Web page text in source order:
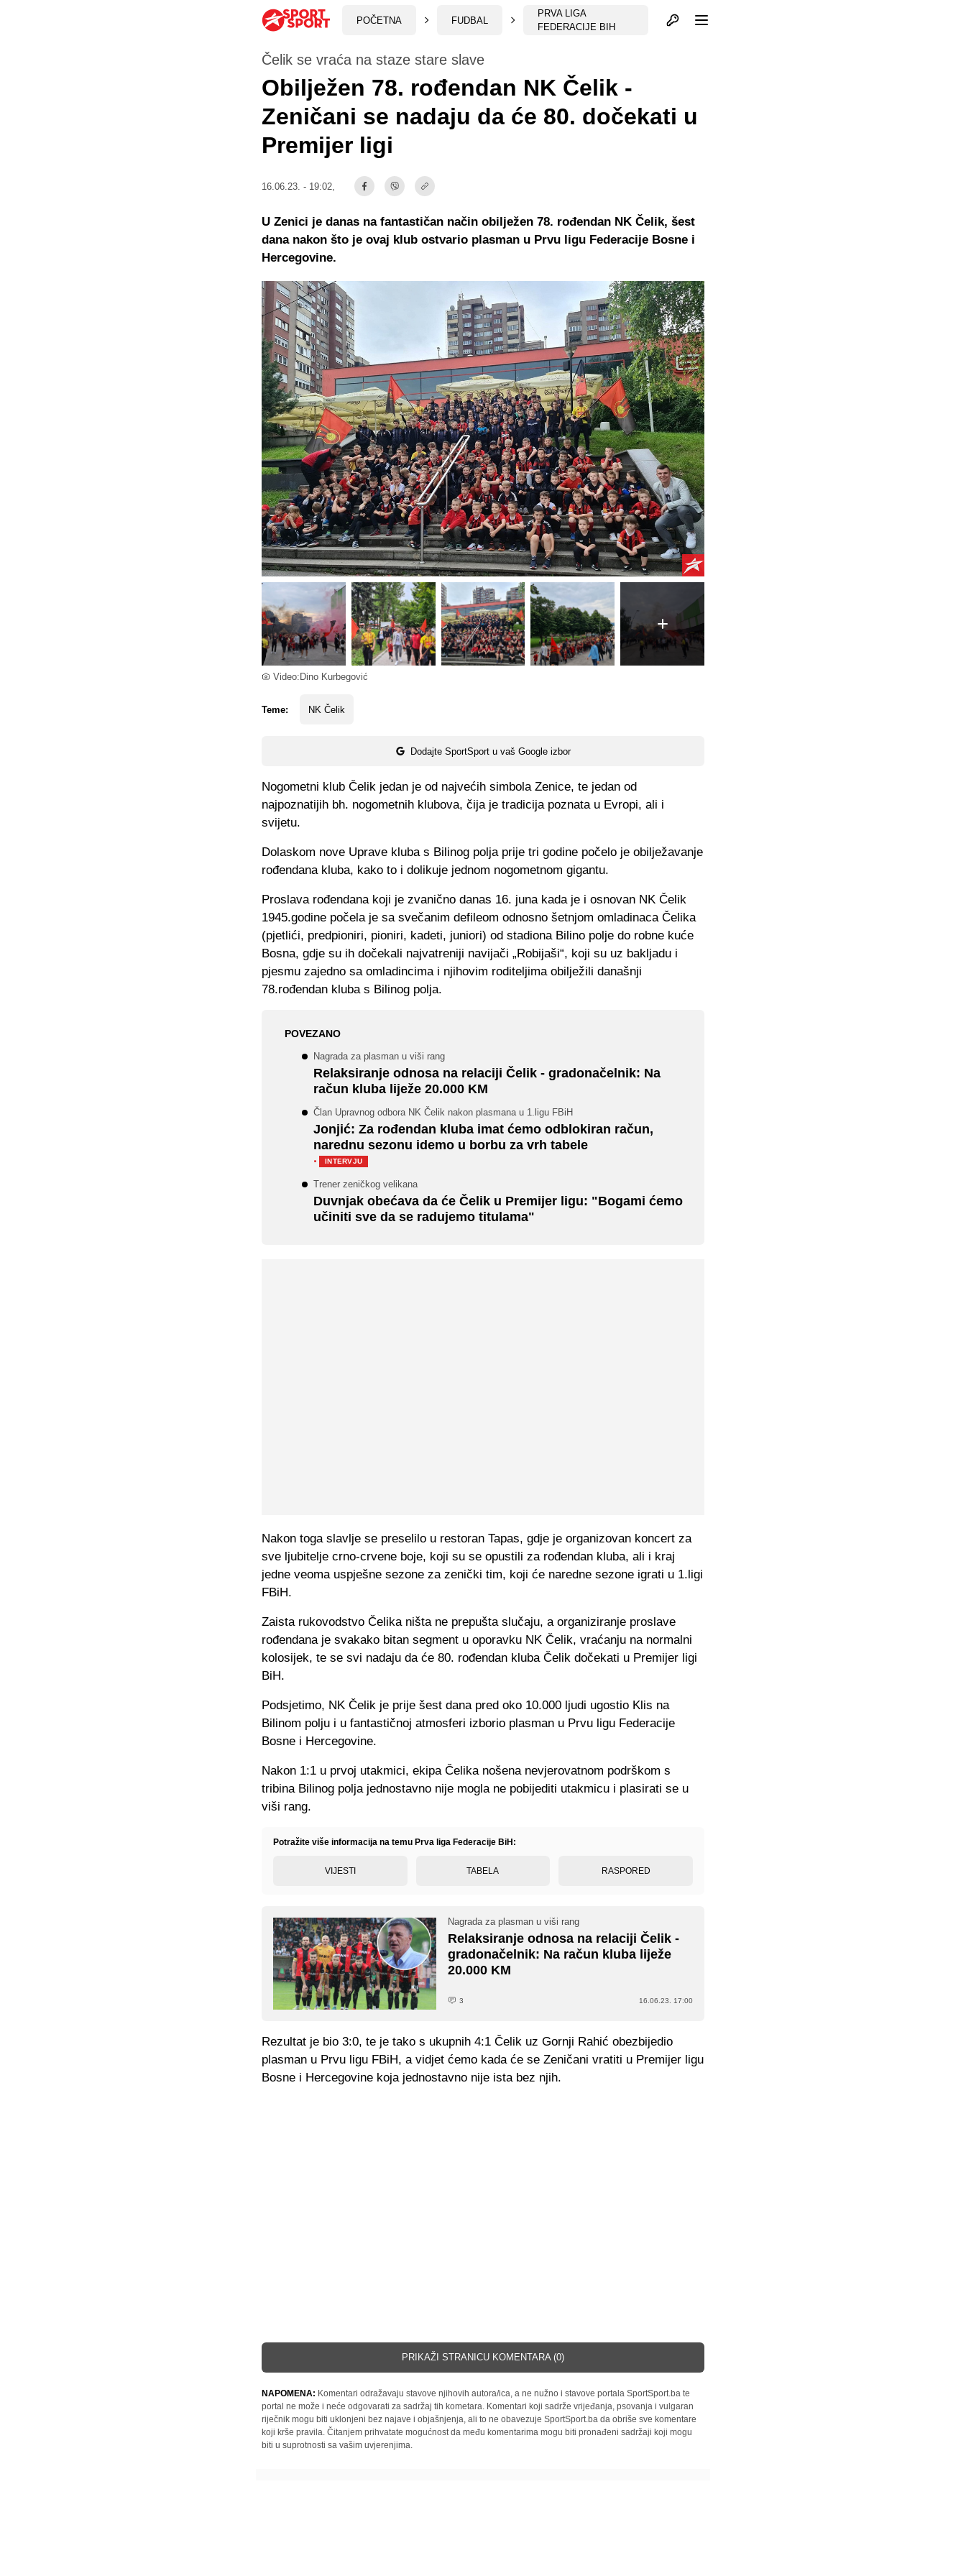
POČETNA FUDBAL
PRVA LIGA
FEDERACIJE BIH
Otvori profil
Video:Dino Kurbegović
Čelik se vraća na staze stare slave
Obilježen 78. rođendan NK Čelik -
Zeničani se nadaju da će 80. dočekati u
Premijer ligi
16.06.23. - 19:02,
Teme: NK Čelik
Dodajte SportSport u vaš Google izbor
U Zenici je danas na fantastičan način obilježen 78. rođendan NK Čelik, šest
dana nakon što je ovaj klub ostvario plasman u Prvu ligu Federacije Bosne i
Hercegovine.
Nogometni klub Čelik jedan je od najvećih simbola Zenice, te jedan od
najpoznatijih bh. nogometnih klubova, čija je tradicija poznata u Evropi, ali i
svijetu.
Dolaskom nove Uprave kluba s Bilinog polja prije tri godine počelo je obilježavanje
rođendana kluba, kako to i dolikuje jednom nogometnom gigantu.
Proslava rođendana koji je zvanično danas 16. juna kada je i osnovan NK Čelik
1945.godine počela je sa svečanim defileom odnosno šetnjom omladinaca Čelika
(pjetlići, predpioniri, pioniri, kadeti, juniori) od stadiona Bilino polje do robne kuće
Bosna, gdje su ih dočekali najvatreniji navijači „Robijaši“, koji su uz bakljadu i
pjesmu zajedno sa omladincima i njihovim roditeljima obilježili današnji
78.rođendan kluba s Bilinog polja.
POVEZANO
Nagrada za plasman u viši rang
Relaksiranje odnosa na relaciji Čelik - gradonačelnik: Na
račun kluba liježe 20.000 KM
Član Upravnog odbora NK Čelik nakon plasmana u 1.ligu FBiH
Jonjić: Za rođendan kluba imat ćemo odblokiran račun,
narednu sezonu idemo u borbu za vrh tabele
·
INTERVJU
Trener zeničkog velikana
Duvnjak obećava da će Čelik u Premijer ligu: "Bogami ćemo
učiniti sve da se radujemo titulama"
Nakon toga slavlje se preselilo u restoran Tapas, gdje je organizovan koncert za
sve ljubitelje crno-crvene boje, koji su se opustili za rođendan kluba, ali i kraj
jedne veoma uspješne sezone za zenički tim, koji će naredne sezone igrati u 1.ligi
FBiH.
Zaista rukovodstvo Čelika ništa ne prepušta slučaju, a organiziranje proslave
rođendana je svakako bitan segment u oporavku NK Čelik, vraćanju na normalni
kolosijek, te se svi nadaju da će 80. rođendan kluba Čelik dočekati u Premijer ligi
BiH.
Podsjetimo, NK Čelik je prije šest dana pred oko 10.000 ljudi ugostio Klis na
Bilinom polju i u fantastičnoj atmosferi izborio plasman u Prvu ligu Federacije
Bosne i Hercegovine.
Nakon 1:1 u prvoj utakmici, ekipa Čelika nošena nevjerovatnom podrškom s
tribina Bilinog polja jednostavno nije mogla ne pobijediti utakmicu i plasirati se u
viši rang.
Potražite više informacija na temu Prva liga Federacije BiH:
VIJESTI TABELA RASPORED
Nagrada za plasman u viši rang
Relaksiranje odnosa na relaciji Čelik -
gradonačelnik: Na račun kluba liježe
20.000 KM
3 16.06.23. 17:00
Rezultat je bio 3:0, te je tako s ukupnih 4:1 Čelik uz Gornji Rahić obezbijedio
plasman u Prvu ligu FBiH, a vidjet ćemo kada će se Zeničani vratiti u Premijer ligu
Bosne i Hercegovine koja jednostavno nije ista bez njih.
PRIKAŽI STRANICU KOMENTARA (0)
NAPOMENA: Komentari odražavaju stavove njihovih autora/ica, a ne nužno i stavove portala SportSport.ba te
portal ne može i neće odgovarati za sadržaj tih kometara. Komentari koji sadrže vrijeđanja, psovanja i vulgaran
riječnik mogu biti uklonjeni bez najave i objašnjenja, ali to ne obavezuje SportSport.ba da obriše sve komentare
koji krše pravila. Čitanjem prihvatate mogućnost da među komentarima mogu biti pronađeni sadržaji koji mogu
biti u suprotnosti sa vašim uvjerenjima.